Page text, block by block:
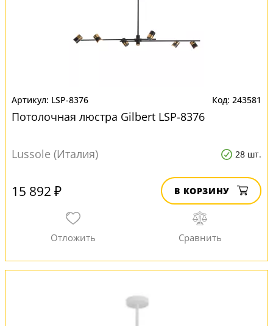
LSP-8376 243581
Потолочная люстра Gilbert LSP-8376
Lussole (Италия) 28 шт.
15 892 ₽ В КОРЗИНУ